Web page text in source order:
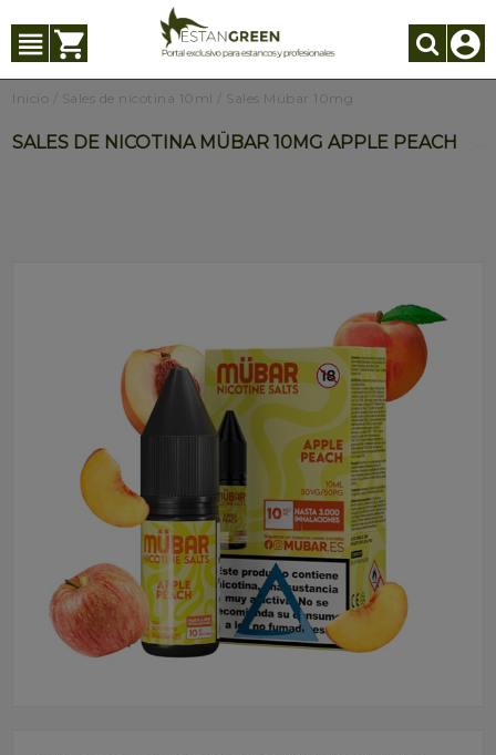
Inicio Sales de nicotina 10ml Sales Mübar 10mg
SALES DE NICOTINA MÜBAR 10MG APPLE PEACH